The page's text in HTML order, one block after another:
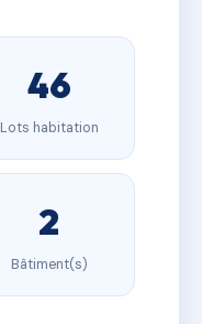
46
Lots habitation
2
Bâtiment(s)